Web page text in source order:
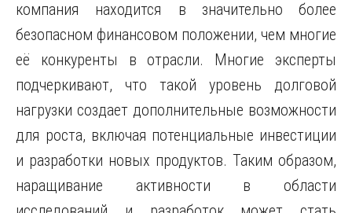
компания находится в значительно более
безопасном финансовом положении, чем многие
её конкуренты в отрасли. Многие эксперты
подчеркивают, что такой уровень долговой
нагрузки создает дополнительные возможности
для роста, включая потенциальные инвестиции
и разработки новых продуктов. Таким образом,
наращивание активности в области